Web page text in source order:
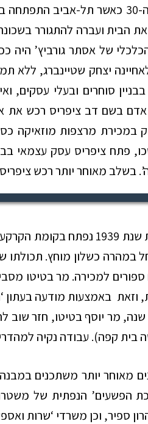
בשנות ה-30 כאשר תל-אביב
את הבית ועברה להתגורר
של אסתר גורביץ’ היה
יצחק שטיינברג, ללא
סוחרים ובעלי עסקים,
בשם דב ציפריס רכש את
במכירת מרצפות מוזאיקה
פתח ציפריס עסק עצמאי
בשלב מאוחר יותר רכש
בתחילת שנת 1939 נפתח
במהרה כשלון מוחץ. תכולתו
ספורים למכירה. מר בטיטו
וזאת באמצעות מודעה בעתון
בית קפה). עבודה נקיה
מאוחר יותר משתכנים
הפשעים’ הנפתית של
ספיר, וכן משרדי ‘שרות